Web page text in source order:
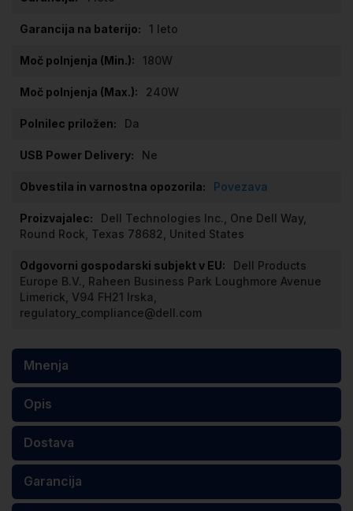
1 leto
180W
240W
Da
Ne
Povezava
Dell Technologies Inc., One Dell Way,
Round Rock, Texas 78682, United States
Dell Products
Europe B.V., Raheen Business Park Loughmore Avenue
Limerick, V94 FH21 Irska,
regulatory_compliance@dell.com
Mnenja
Opis
Dostava
Garancija